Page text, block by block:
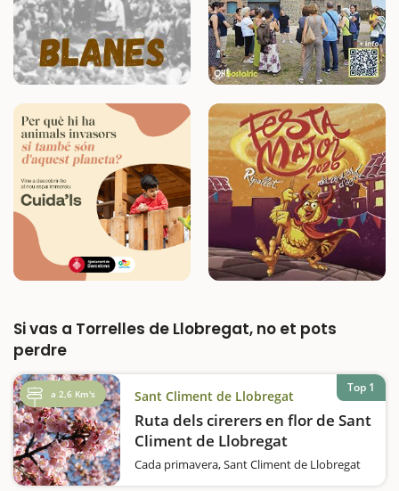
Si vas a Torrelles de Llobregat, no et pots
perdre
a 2,6 Km's Sant Climent de Llobregat
Ruta dels cirerers en flor de Sant
Climent de Llobregat
Cada primavera, Sant Climent de Llobregat
Top 1